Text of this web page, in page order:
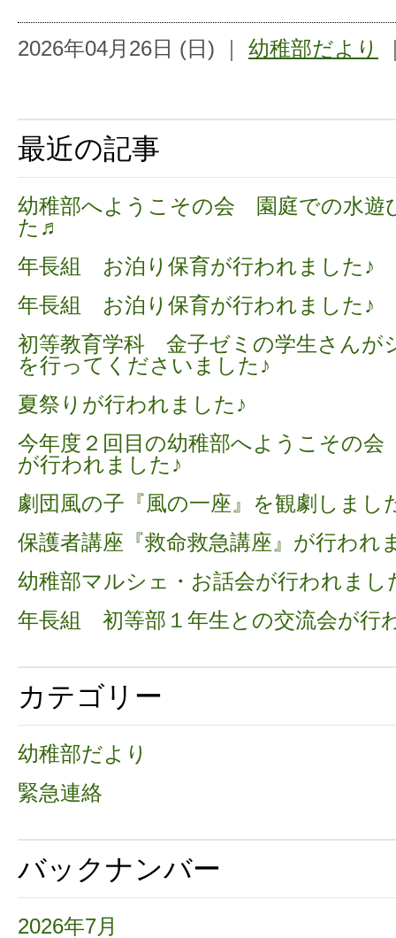
2026年04月26日 (日) ｜ 幼稚部だより
最近の記事
幼稚部へようこその会 園庭での水遊
た♬
年長組 お泊り保育が行われました♪
年長組 お泊り保育が行われました♪
初等教育学科 金子ゼミの学生さんが
を行ってくださいました♪
夏祭りが行われました♪
今年度２回目の幼稚部へようこその
が行われました♪
劇団風の子『風の一座』を観劇しまし
保護者講座『救命救急講座』が行われ
幼稚部マルシェ・お話会が行われま
年長組 初等部１年生との交流会が行
カテゴリー
幼稚部だより
緊急連絡
バックナンバー
2026年7月